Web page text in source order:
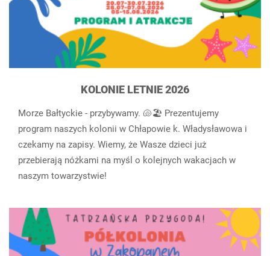
KOLONIE LETNIE 2026
Morze Bałtyckie - przybywamy. 🐚🏖️ Prezentujemy
program naszych kolonii w Chłapowie k. Władysławowa i
czekamy na zapisy. Wiemy, że Wasze dzieci już
przebierają nóżkami na myśl o kolejnych wakacjach w
naszym towarzystwie!